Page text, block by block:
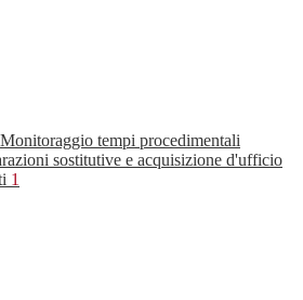
Monitoraggio tempi procedimentali
sostitutive e acquisizione d'ufficio
1